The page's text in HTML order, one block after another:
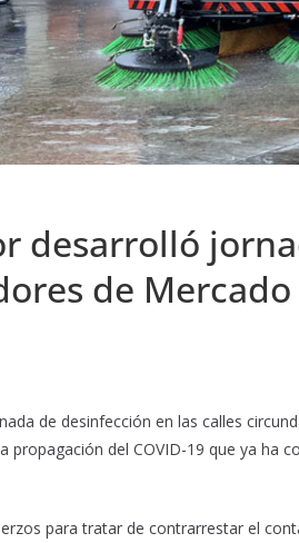
desarrolló
de Mercado
de desinfección en las calles
del COVID-19 que ya ha
para tratar de contrarrestar el